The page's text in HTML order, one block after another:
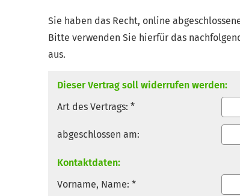
Sie haben das Recht, online
Bitte verwenden Sie hierfür das
aus.
Dieser Vertrag soll widerrufen werden:
Art des Vertrags: *
abgeschlossen am:
Kontaktdaten:
Vorname, Name: *